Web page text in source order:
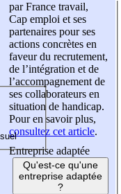
par France travail,
Cap emploi et ses
partenaires pour ses
actions concrètes en
faveur du recrutement,
de l’intégration et de
l’accompagnement de
ses collaborateurs en
situation de handicap.
Pour en savoir plus,
consultez cet article.
Entreprise adaptée
Qu'est-ce qu'une
entreprise adaptée
?